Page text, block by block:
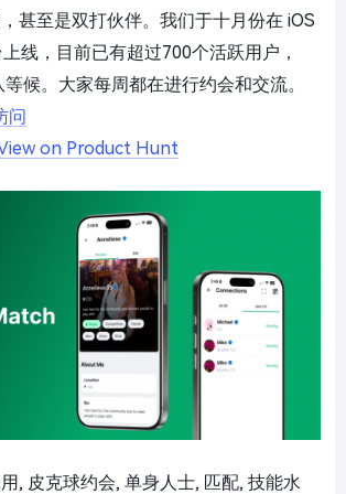
甚至是双打伙伴。我们于十月份在 iOS
线，目前已有超过700个活跃用户，
候。大家每周都在进行约会和交流。
问
on Product Hunt
用, 皮克球约会, 单身人士, 匹配, 技能水